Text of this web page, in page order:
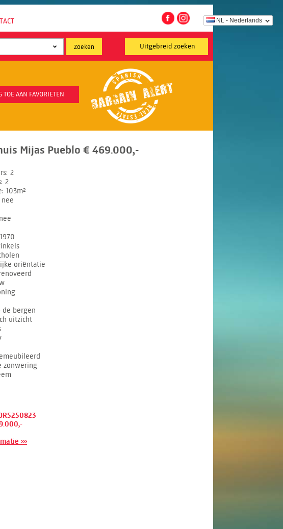
NL - Nederlands
Uitgebreid zoeken
TOE AAN FAVORIETEN
Mijas Pueblo € 469.000,-
2
2
103m²
nee
nee
1970
oriëntatie
de bergen
uitzicht
zonwering
›››